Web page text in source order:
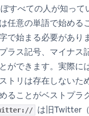
すべての人が知って
任意の単語で始める
で始まる必要があり
ラス記号、マイナス
ができます。実際に
トリは存在しないた
ることがベストプラ
は旧Twitter